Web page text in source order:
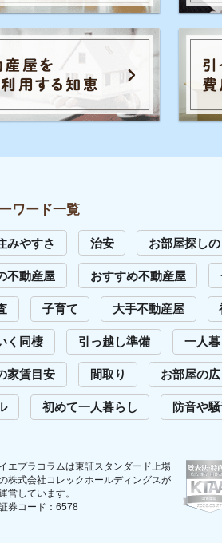
大手不動産屋 初期費用 保証
引っ越し準備 一人暮らし生活費
間取り お部屋の広さ お部屋内
人暮らし 防音や騒音 退去費用
全てのキ
ホールディングスが
一覧 サイトマップ お問い合わせ Copyright